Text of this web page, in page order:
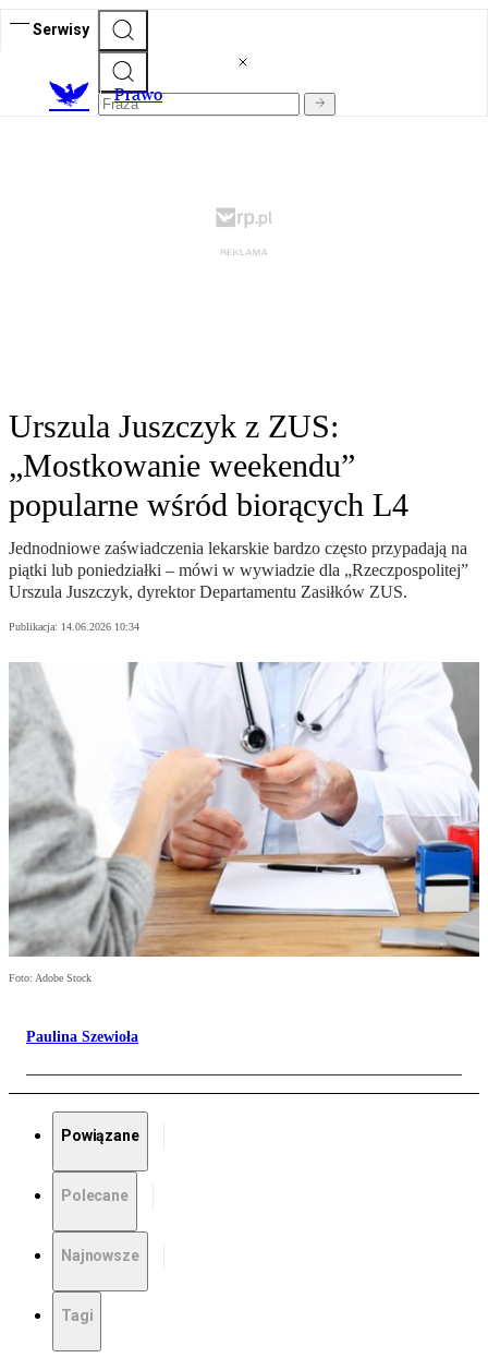
Serwisy
Prawo
Urszula Juszczyk z ZUS:
„Mostkowanie weekendu”
popularne wśród biorących L4
Jednodniowe zaświadczenia lekarskie bardzo często przypadają na
piątki lub poniedziałki – mówi w wywiadzie dla „Rzeczpospolitej”
Urszula Juszczyk, dyrektor Departamentu Zasiłków ZUS.
Publikacja: 14.06.2026 10:34
Foto: Adobe Stock
Paulina Szewioła
Powiązane
Polecane
Najnowsze
Tagi